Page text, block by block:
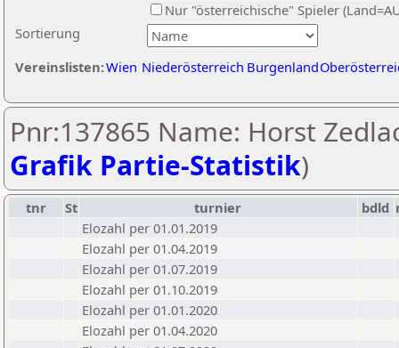
Sortierung
Nur "österreichische" Spieler
Vereinslisten:Wien Niederösterreich Burgenland
Pnr:137865 Name: Horst
Grafik Partie-Statistik)
tnr St turnier bdld
Elozahl per 01.01.2019
Elozahl per 01.04.2019
Elozahl per 01.07.2019
Elozahl per 01.10.2019
Elozahl per 01.01.2020
Elozahl per 01.04.2020